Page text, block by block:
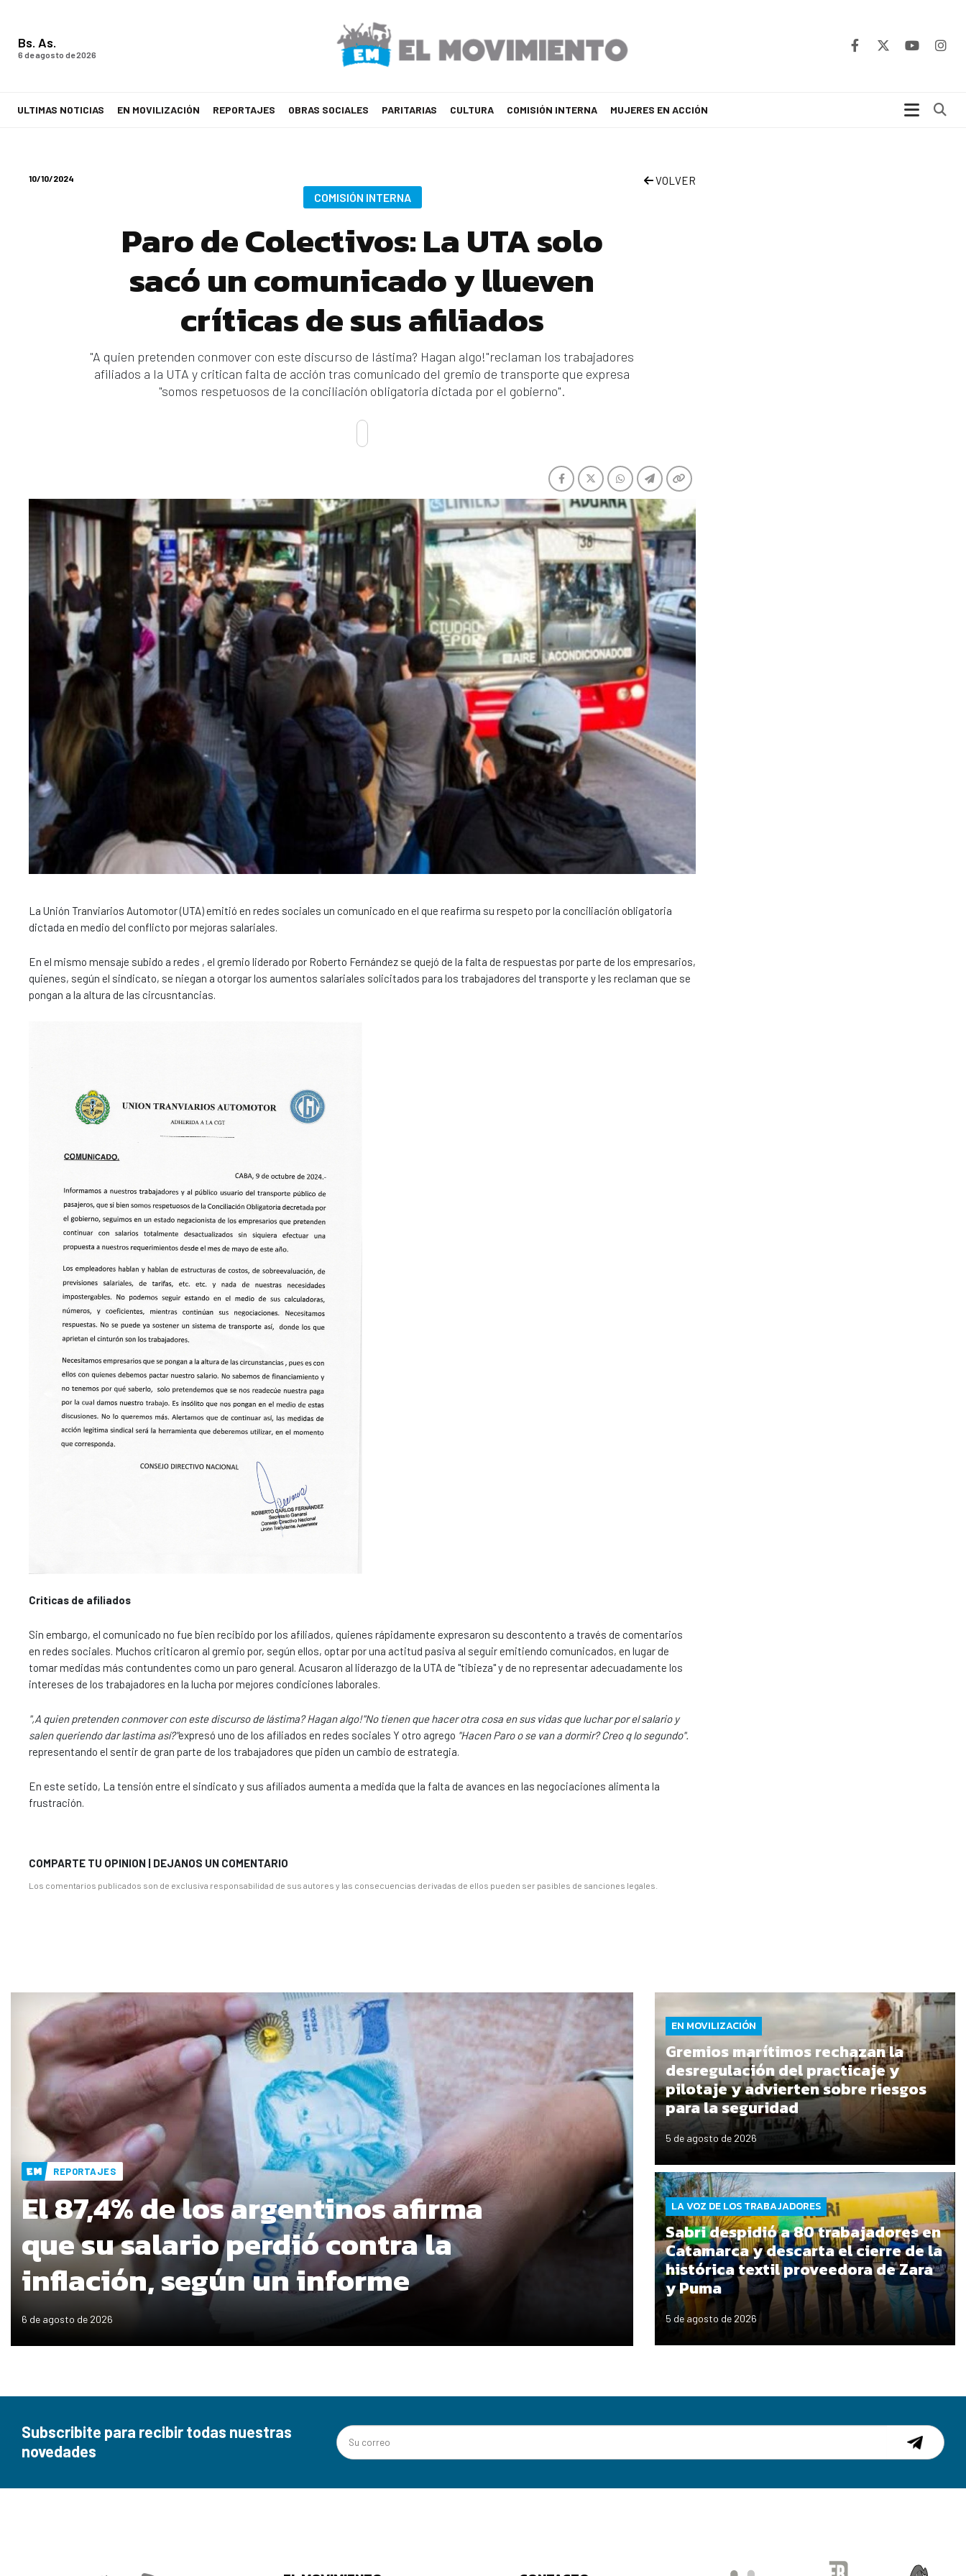
Bs. As.
6 de agosto de 2026
ULTIMAS NOTICIAS EN MOVILIZACIÓN REPORTAJES OBRAS SOCIALES PARITARIAS CULTURA COMISIÓN INTERNA MUJERES EN ACCIÓN
10/10/2024 VOLVER
COMISIÓN INTERNA
Paro de Colectivos: La UTA solo
sacó un comunicado y llueven
críticas de sus afiliados
"A quien pretenden conmover con este discurso de lástima? Hagan algo!"reclaman los trabajadores
afiliados a la UTA y critican falta de acción tras comunicado del gremio de transporte que expresa
"somos respetuosos de la conciliación obligatoria dictada por el gobierno".
La Unión Tranviarios Automotor (UTA) emitió en redes sociales un comunicado en el que reafirma su respeto por la conciliación obligatoria
dictada en medio del conflicto por mejoras salariales.
En el mismo mensaje subido a redes , el gremio liderado por Roberto Fernández se quejó de la falta de respuestas por parte de los empresarios,
quienes, según el sindicato, se niegan a otorgar los aumentos salariales solicitados para los trabajadores del transporte y les reclaman que se
pongan a la altura de las circusntancias.
Criticas de afiliados
Sin embargo, el comunicado no fue bien recibido por los afiliados, quienes rápidamente expresaron su descontento a través de comentarios
en redes sociales. Muchos criticaron al gremio por, según ellos, optar por una actitud pasiva al seguir emitiendo comunicados, en lugar de
tomar medidas más contundentes como un paro general. Acusaron al liderazgo de la UTA de "tibieza" y de no representar adecuadamente los
intereses de los trabajadores en la lucha por mejores condiciones laborales.
",A quien pretenden conmover con este discurso de lástima? Hagan algo!"No tienen que hacer otra cosa en sus vidas que luchar por el salario y
salen queriendo dar lastima así?"expresó uno de los afiliados en redes sociales Y otro agrego "Hacen Paro o se van a dormir? Creo q lo segundo".
representando el sentir de gran parte de los trabajadores que piden un cambio de estrategia.
En este setido, La tensión entre el sindicato y sus afiliados aumenta a medida que la falta de avances en las negociaciones alimenta la
frustración.
COMPARTE TU OPINION | DEJANOS UN COMENTARIO
Los comentarios publicados son de exclusiva responsabilidad de sus autores y las consecuencias derivadas de ellos pueden ser pasibles de sanciones legales.
REPORTAJES
El 87,4% de los argentinos afirma
que su salario perdió contra la
inflación, según un informe
6 de agosto de 2026
EN MOVILIZACIÓN
Gremios marítimos rechazan la
desregulación del practicaje y
pilotaje y advierten sobre riesgos
para la seguridad
5 de agosto de 2026
LA VOZ DE LOS TRABAJADORES
Sabri despidió a 80 trabajadores en
Catamarca y descarta el cierre de la
histórica textil proveedora de Zara
y Puma
5 de agosto de 2026
Subscribite para recibir todas nuestras
novedades